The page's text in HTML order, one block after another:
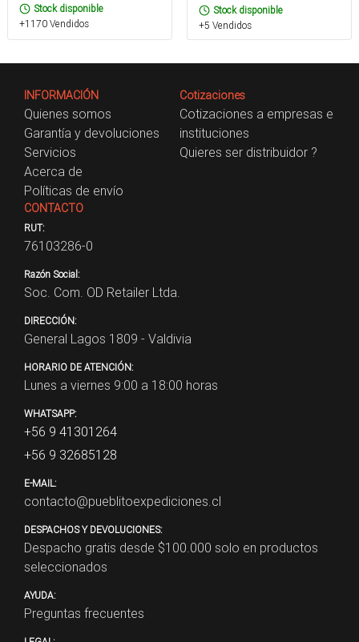
Stock disponible
+1170 Vendidos
Stock disponible
+5 Vendidos
INFORMACIÓN
Quienes somos
Garantía y devoluciones
Servicios
Acerca de
Políticas de envío
Cotizaciones
Cotizaciones a empresas e
instituciones
Quieres ser distribuidor ?
CONTACTO
RUT:
76103286-0
Razón Social:
Soc. Com. OD Retailer Ltda.
DIRECCIÓN:
General Lagos 1809 - Valdivia
HORARIO DE ATENCIÓN:
Lunes a viernes 9:00 a 18:00 horas
WHATSAPP:
+56 9 41301264
+56 9 32685128
E-MAIL:
contacto@pueblitoexpediciones.cl
DESPACHOS Y DEVOLUCIONES:
Despacho gratis desde $100.000 solo en productos
seleccionados
AYUDA:
Preguntas frecuentes